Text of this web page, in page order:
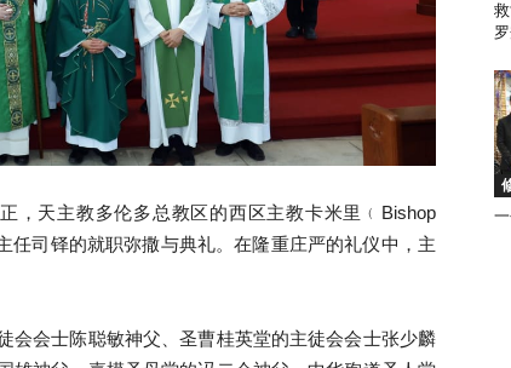
会
来
，天主教多伦多总教区的西区主教卡米里﹙Bishop
任司铎的就职弥撒与典礼。在隆重庄严的礼仪中，主
会会士陈聪敏神父、圣曹桂英堂的主徒会会士张少麟